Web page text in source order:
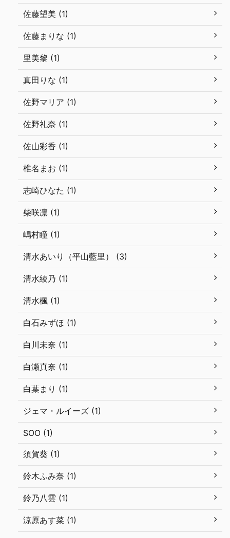
佐藤望美 (1)
佐藤まりな (1)
里美黎 (1)
真田りな (1)
佐野マリア (1)
佐野礼奈 (1)
佐山彩香 (1)
椎名まお (1)
志崎ひなた (1)
柴咲凛 (1)
嶋村瞳 (1)
清水あいり（平山藍里） (3)
清水綾乃 (1)
清水楓 (1)
白石みずほ (1)
白川未奈 (1)
白瀬真奈 (1)
白葉まり (1)
ジェマ・ルイーズ (1)
SOO (1)
須賀葵 (1)
鈴木ふみ奈 (1)
鈴乃八雲 (1)
涼原あす菜 (1)